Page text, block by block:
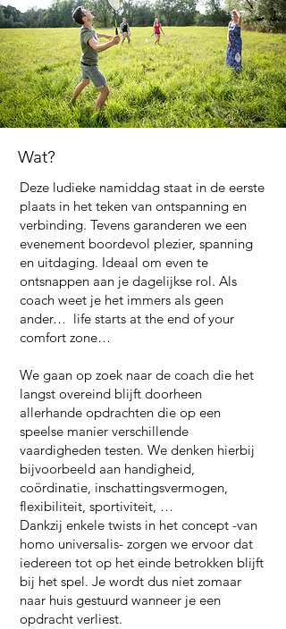
Wat?
Deze ludieke namiddag staat in de eerste
plaats in het teken van ontspanning en
verbinding. Tevens garanderen we een
evenement boordevol plezier, spanning
en uitdaging. Ideaal om even te
ontsnappen aan je dagelijkse rol. Als
coach weet je het immers als geen
ander… life starts at the end of your
comfort zone…
We gaan op zoek naar de coach die het
langst overeind blijft doorheen
allerhande opdrachten die op een
speelse manier verschillende
vaardigheden testen. We denken hierbij
bijvoorbeeld aan handigheid,
coördinatie, inschattingsvermogen,
flexibiliteit, sportiviteit, …
Dankzij enkele twists in het concept -van
homo universalis- zorgen we ervoor dat
iedereen tot op het einde betrokken blijft
bij het spel. Je wordt dus niet zomaar
naar huis gestuurd wanneer je een
opdracht verliest.